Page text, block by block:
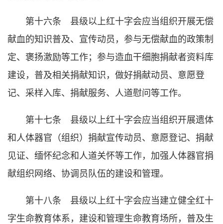
第十六条 县级以上红十字会应当组织开展无偿
献血的知识普及、宣传动员，参与无偿献血的政策制
定、褒扬激励等工作；参与造血干细胞捐献者资料库
建设，普及相关捐献知识，做好捐献动员、意愿登
记、采样入库、捐献服务、人道慰问等工作。
第十七条 县级以上红十字会应当组织开展遗体
和人体器官（组织）捐献宣传动员、意愿登记、捐献
见证、缅怀纪念和人道关怀等工作，加强人体器官捐
献组织网络、协调员队伍的建设和管理。
第十八条 县级以上红十字会应当建立健全红十
字生命教育体系，建设和管理生命教育场所，普及生